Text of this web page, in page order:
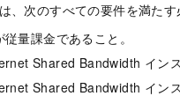
、次のすべての要件を満たす
量課金であること。
Shared Bandwidth イン
Shared Bandwidth イン